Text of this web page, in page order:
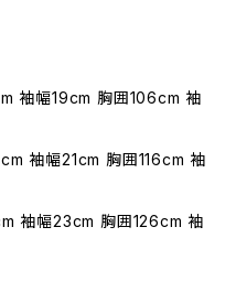
袖幅19cm 胸囲106cm 袖
袖幅21cm 胸囲116cm 袖
袖幅23cm 胸囲126cm 袖